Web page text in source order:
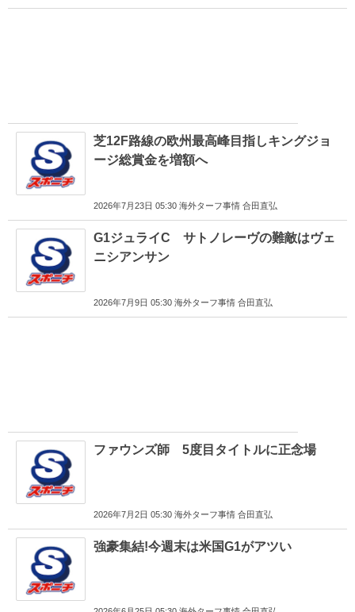
芝12F路線の欧州最高峰目指しキングジョ
ージ総賞金を増額へ
2026年7月23日 05:30 海外ターフ事情 合田直弘
G1ジュライC サトノレーヴの難敵はヴェ
ニシアンサン
2026年7月9日 05:30 海外ターフ事情 合田直弘
ファウンズ師 5度目タイトルに正念場
2026年7月2日 05:30 海外ターフ事情 合田直弘
強豪集結!今週末は米国G1がアツい